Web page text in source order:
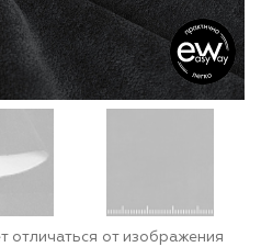
отличаться от изображения